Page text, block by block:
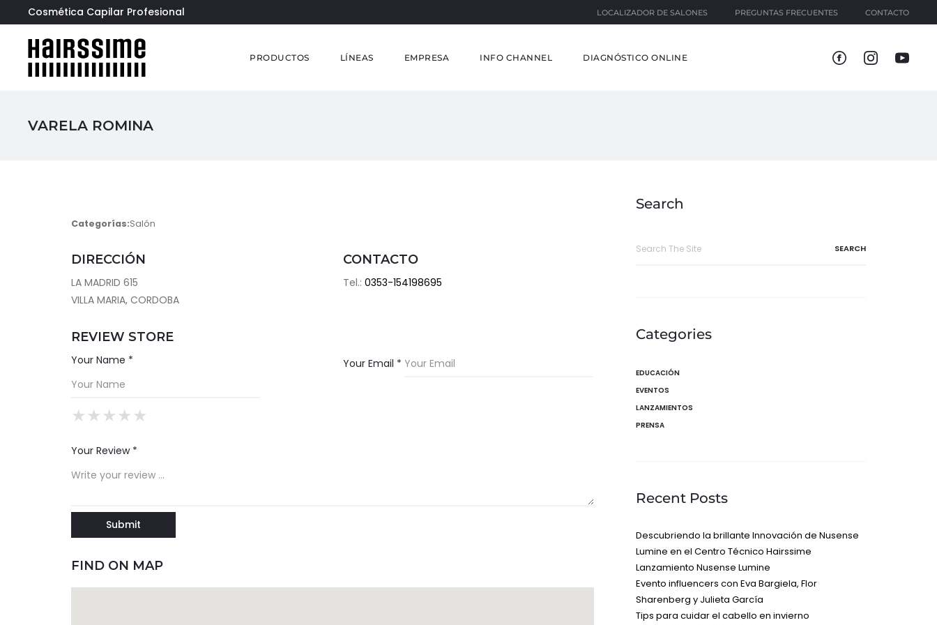
Cosmética Capilar Profesional LOCALIZADOR DE SALONES PREGUNTAS FRECUENTES CONTACTO
PRODUCTOS LÍNEAS EMPRESA INFO CHANNEL DIAGNÓSTICO ONLINE
VARELA ROMINA
Categorías:Salón
DIRECCIÓN
LA MADRID 615
VILLA MARIA, CORDOBA
CONTACTO
Tel.: 0353-154198695
REVIEW STORE
Your Name * Your Email *
★
★★
★★★
★★★★
★★★★★
Your Review *
FIND ON MAP
Search
Categories
EDUCACIÓN
EVENTOS
LANZAMIENTOS
PRENSA
Recent Posts
Descubriendo la brillante Innovación de Nusense
Lumine en el Centro Técnico Hairssime
Lanzamiento Nusense Lumine
Evento influencers con Eva Bargiela, Flor
Sharenberg y Julieta García
Tips para cuidar el cabello en invierno